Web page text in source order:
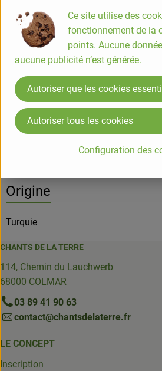
Info
Info
Vrac bocal
Informations sur les
Origine
Turquie
CHANTS DE LA TERRE
114, Chemin du Lauchwerb
68000 COLMAR
03 89 41 90 63
contact@chantsdelaterre.fr
LE CONCEPT
Inscription
Ce site utilise des
fonctionnement de la
points. Aucune
aucune publicité n’est générée.
Configuration des
Autoriser que les cookies
Autoriser tous les cookies